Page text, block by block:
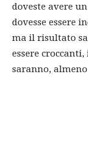
doveste avere
dovesse essere
ma il risultato
essere
saranno,